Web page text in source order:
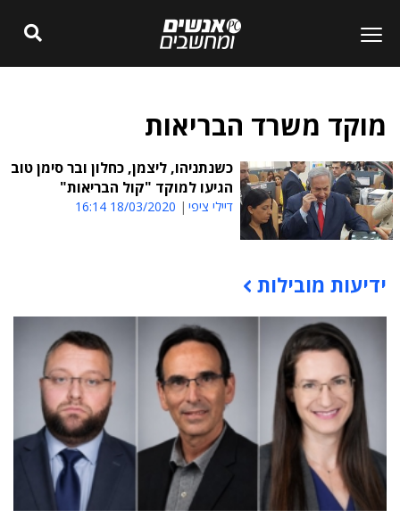
מוקד משרד הבריאות
כשנתניהו, ליצמן, כחלון ובר סימן טוב
הגיעו למוקד "קול הבריאות"
דיילי ציפי 18/03/2020 16:14
תוכן פרסומי
ידיעות מובילות